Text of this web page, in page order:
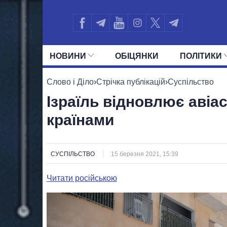
НОВИНИ ОБIЦЯНКИ ПОЛIТИКИ
УСІ ПОЛІТИКИ ПРЕЗИДЕНТ І ОФІС
Слово і Діло›Стрічка публікацій›Суспільство
Ізраїль відновлює
країнами
СУСПІЛЬСТВО 15 березня 2021, 15:39
Читати російською